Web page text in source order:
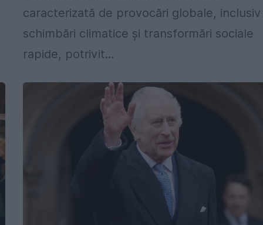
caracterizată de provocări globale, inclusiv
schimbări climatice și transformări sociale
rapide, potrivit...